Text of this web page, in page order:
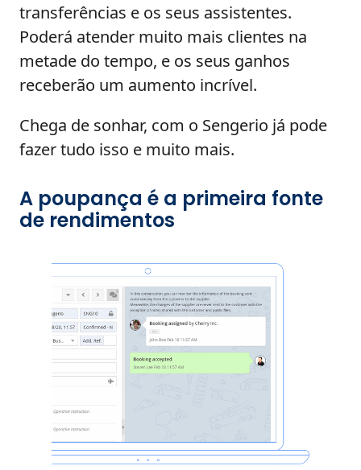
transferências e os seus assistentes.
Poderá atender muito mais clientes na
metade do tempo, e os seus ganhos
receberão um aumento incrível.
Chega de sonhar, com o Sengerio já pode
fazer tudo isso e muito mais.
A poupança é a primeira fonte
de rendimentos